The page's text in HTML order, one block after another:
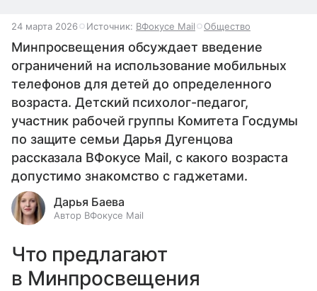
24 марта 2026 Источник: ВФокусе Mail Общество
Минпросвещения обсуждает введение
ограничений на использование мобильных
телефонов для детей до определенного
возраста. Детский психолог-педагог,
участник рабочей группы Комитета Госдумы
по защите семьи Дарья Дугенцова
рассказала ВФокусе Mail, с какого возраста
допустимо знакомство с гаджетами.
Дарья Баева
Автор ВФокусе Mail
Что предлагают
в Минпросвещения